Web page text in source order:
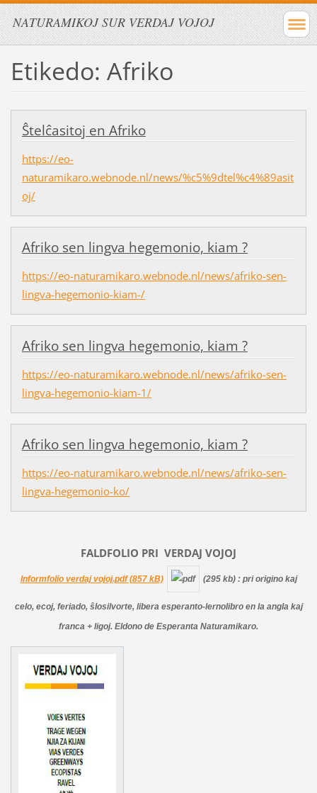
NATURAMIKOJ SUR VERDAJ VOJOJ
Etikedo: Afriko
Ŝtelĉasitoj en Afriko
https://eo-
naturamikaro.webnode.nl/news/%c5%9dtel%c4%89asit
oj/
Afriko sen lingva hegemonio, kiam ?
https://eo-naturamikaro.webnode.nl/news/afriko-sen-
lingva-hegemonio-kiam-/
Afriko sen lingva hegemonio, kiam ?
https://eo-naturamikaro.webnode.nl/news/afriko-sen-
lingva-hegemonio-kiam-1/
Afriko sen lingva hegemonio, kiam ?
https://eo-naturamikaro.webnode.nl/news/afriko-sen-
lingva-hegemonio-ko/
FALDFOLIO PRI VERDAJ VOJOJ
Informfolio verdaj vojoj.pdf (857 kB) (295 kb) : pri origino kaj
celo, ecoj, feriado, ŝlosilvorte, libera esperanto-lernolibro en la angla kaj
franca + ligoj. Eldono de Esperanta Naturamikaro.